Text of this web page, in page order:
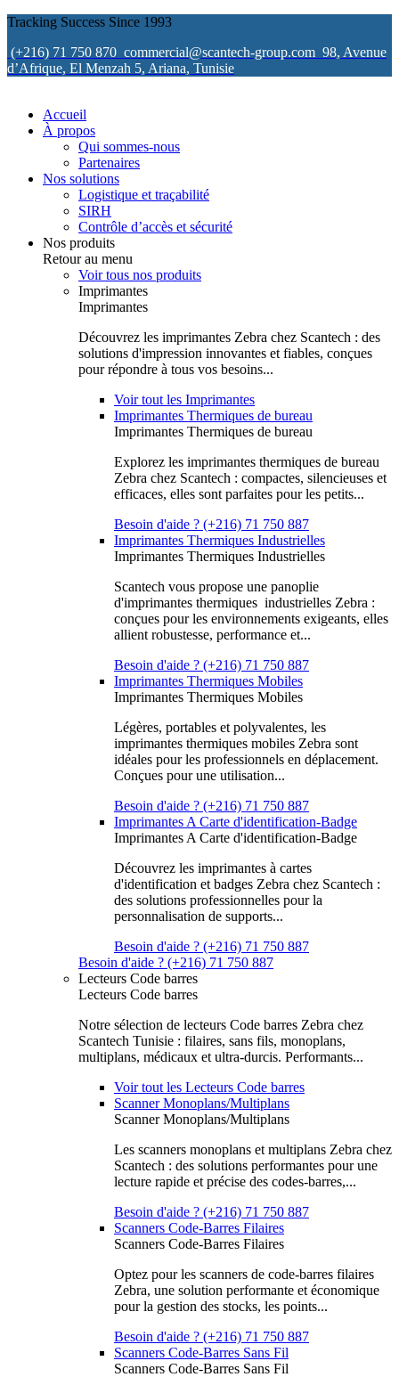
Tracking Success Since 1993
(+216) 71 750 870 commercial@scantech-group.com 98, Avenue
d’Afrique, El Menzah 5, Ariana, Tunisie
Accueil
À propos
Qui sommes-nous
Partenaires
Nos solutions
Logistique et traçabilité
SIRH
Contrôle d’accès et sécurité
Nos produits
Retour au menu
Voir tous nos produits
Imprimantes
Imprimantes
Découvrez les imprimantes Zebra chez Scantech : des
solutions d'impression innovantes et fiables, conçues
pour répondre à tous vos besoins...
Voir tout les Imprimantes
Imprimantes Thermiques de bureau
Imprimantes Thermiques de bureau
Explorez les imprimantes thermiques de bureau
Zebra chez Scantech : compactes, silencieuses et
efficaces, elles sont parfaites pour les petits...
Besoin d'aide ? (+216) 71 750 887
Imprimantes Thermiques Industrielles
Imprimantes Thermiques Industrielles
Scantech vous propose une panoplie
d'imprimantes thermiques industrielles Zebra :
conçues pour les environnements exigeants, elles
allient robustesse, performance et...
Besoin d'aide ? (+216) 71 750 887
Imprimantes Thermiques Mobiles
Imprimantes Thermiques Mobiles
Légères, portables et polyvalentes, les
imprimantes thermiques mobiles Zebra sont
idéales pour les professionnels en déplacement.
Conçues pour une utilisation...
Besoin d'aide ? (+216) 71 750 887
Imprimantes A Carte d'identification-Badge
Imprimantes A Carte d'identification-Badge
Découvrez les imprimantes à cartes
d'identification et badges Zebra chez Scantech :
des solutions professionnelles pour la
personnalisation de supports...
Besoin d'aide ? (+216) 71 750 887
Besoin d'aide ? (+216) 71 750 887
Lecteurs Code barres
Lecteurs Code barres
Notre sélection de lecteurs Code barres Zebra chez
Scantech Tunisie : filaires, sans fils, monoplans,
multiplans, médicaux et ultra-durcis. Performants...
Voir tout les Lecteurs Code barres
Scanner Monoplans/Multiplans
Scanner Monoplans/Multiplans
Les scanners monoplans et multiplans Zebra chez
Scantech : des solutions performantes pour une
lecture rapide et précise des codes-barres,...
Besoin d'aide ? (+216) 71 750 887
Scanners Code-Barres Filaires
Scanners Code-Barres Filaires
Optez pour les scanners de code-barres filaires
Zebra, une solution performante et économique
pour la gestion des stocks, les points...
Besoin d'aide ? (+216) 71 750 887
Scanners Code-Barres Sans Fil
Scanners Code-Barres Sans Fil